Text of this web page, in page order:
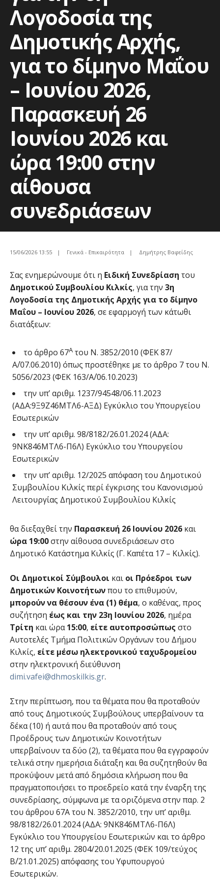
Λογοδοσία της
Δημοτικής Αρχής,
για το δίμηνο Μαΐου
– Ιουνίου 2026,
Παρασκευή 26
Ιουνίου 2026 και
ώρα 19:00 στην
αίθουσα
συνεδριάσεων
15/06/2026 13:55 | Γενικά - Επικαιρότητα | Δημήτρης Βαφείδης
Σας ενημερώνουμε ότι η Ειδική Συνεδρίαση του
Δημοτικού Συμβουλίου Κιλκίς, για την 3η
Λογοδοσία της Δημοτικής Αρχής για το δίμηνο
Μαΐου – Ιουνίου 2026, σε εφαρμογή των κάτωθι
διατάξεων:
το άρθρο 67Ατου Ν. 3852/2010 (ΦΕΚ 87/
Α΄/07.06.2010) όπως προστέθηκε με το άρθρο 7 του Ν.
5056/2023 (ΦΕΚ 163/Α΄/06.10.2023)
την υπ’ αριθμ. 1237/94548/06.11.2023
(ΑΔΑ:9Ξ9Ζ46ΜΤΛ6-ΑΞΔ) Εγκύκλιο του Υπουργείου
Εσωτερικών
την υπ’ αριθμ. 98/8182/26.01.2024 (ΑΔΑ:
9ΝΚ846ΜΤΛ6-Π6Λ) Εγκύκλιο του Υπουργείου
Εσωτερικών
την υπ’ αριθμ. 12/2025 απόφαση του Δημοτικού
Συμβουλίου Κιλκίς περί έγκρισης του Κανονισμού
Λειτουργίας Δημοτικού Συμβουλίου Κιλκίς
θα διεξαχθεί την Παρασκευή 26 Ιουνίου 2026 και
ώρα 19:00στην αίθουσα συνεδριάσεων στο
Δημοτικό Κατάστημα Κιλκίς (Γ. Καπέτα 17 – Κιλκίς).
Οι Δημοτικοί Σύμβουλοι και οι Πρόεδροι των
Δημοτικών Κοινοτήτωνπου το επιθυμούν,
μπορούν να θέσουν ένα (1) θέμα, ο καθένας, προς
συζήτηση έως και την 23η Ιουνίου 2026, ημέρα
Τρίτη και ώρα15:00, είτε αυτοπροσώπως στο
Αυτοτελές Τμήμα Πολιτικών Οργάνων του Δήμου
Κιλκίς, είτε μέσω ηλεκτρονικού ταχυδρομείου
στην ηλεκτρονική διεύθυνση
dimi.vafei@dhmoskilkis.gr.
Στην περίπτωση, που τα θέματα που θα προταθούν
από τους Δημοτικούς Συμβούλους υπερβαίνουν τα
δέκα (10) ή αυτά που θα προταθούν από τους
Προέδρους των Δημοτικών Κοινοτήτων
υπερβαίνουν τα δύο (2), τα θέματα που θα εγγραφούν
τελικά στην ημερήσια διάταξη και θα συζητηθούν θα
προκύψουν μετά από δημόσια κλήρωση που θα
πραγματοποιήσει το προεδρείο κατά την έναρξη της
συνεδρίασης, σύμφωνα με τα οριζόμενα στην παρ. 2
του άρθρου 67Α του Ν. 3852/2010, την υπ’ αριθμ.
98/8182/26.01.2024 (ΑΔΑ: 9ΝΚ846ΜΤΛ6-Π6Λ)
Εγκύκλιο του Υπουργείου Εσωτερικών και το άρθρο
12 της υπ’ αριθμ. 2804/20.01.2025 (ΦΕΚ 109/τεύχος
Β΄/21.01.2025) απόφασης του Υφυπουργού
Εσωτερικών.